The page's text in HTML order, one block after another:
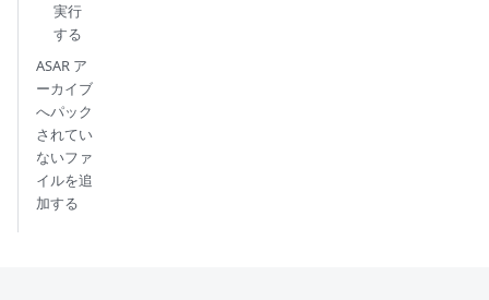
実行
する
ASAR ア
ーカイブ
へパック
されてい
ないファ
イルを追
加する